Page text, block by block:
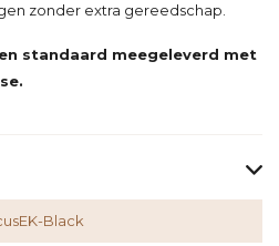
zonder extra gereedschap.
standaard meegeleverd met
Black